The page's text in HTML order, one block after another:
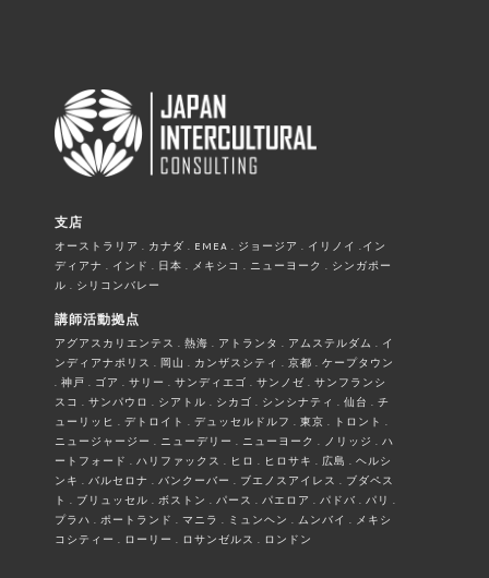
支店
オーストラリア . カナダ . EMEA . ジョージア . イリノイ .イン
ディアナ . インド . 日本 . メキシコ . ニューヨーク . シンガポー
ル . シリコンバレー
講師活動拠点
アグアスカリエンテス . 熱海 . アトランタ . アムステルダム . イ
ンディアナポリス . 岡山 . カンザスシティ . 京都 . ケープタウン
. 神戸 . ゴア . サリー . サンディエゴ . サンノゼ . サンフランシ
スコ . サンパウロ . シアトル . シカゴ . シンシナティ . 仙台 . チ
ューリッヒ . デトロイト . デュッセルドルフ . 東京 . トロント .
ニュージャージー . ニューデリー . ニューヨーク . ノリッジ . ハ
ートフォード . ハリファックス . ヒロ . ヒロサキ . 広島 . ヘルシ
ンキ . バルセロナ . バンクーバー . ブエノスアイレス . ブダペス
ト . ブリュッセル . ボストン . パース . パエロア . パドバ . パリ .
プラハ . ポートランド . マニラ . ミュンヘン . ムンバイ . メキシ
コシティー . ローリー . ロサンゼルス . ロンドン